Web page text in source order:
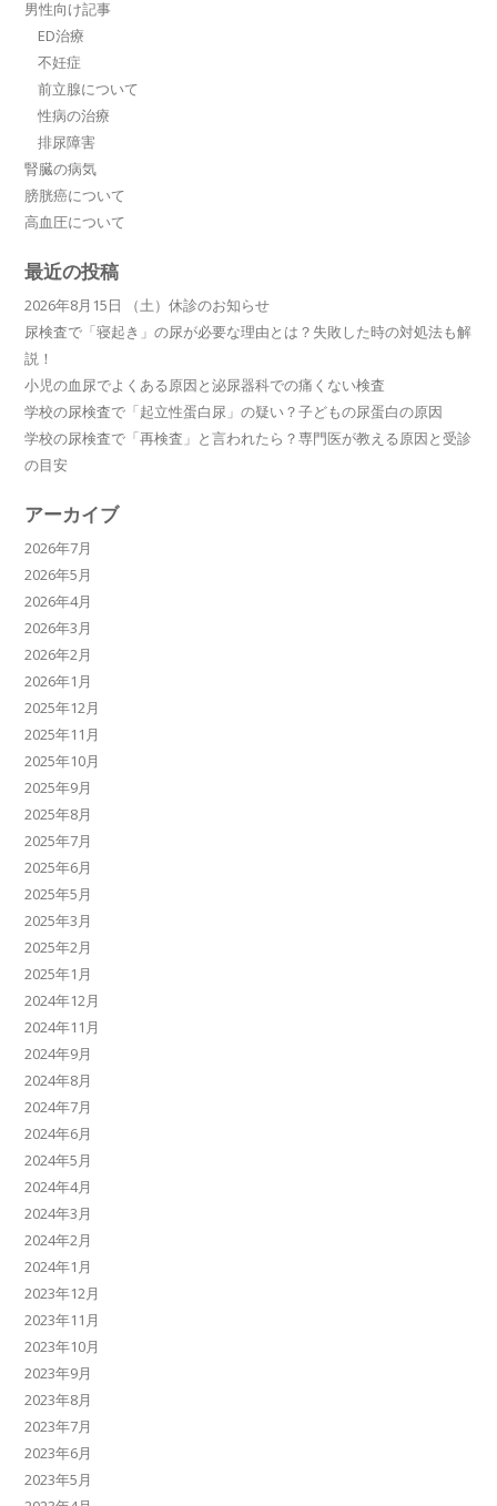
男性向け記事
ED治療
不妊症
前立腺について
性病の治療
排尿障害
腎臓の病気
膀胱癌について
高血圧について
最近の投稿
2026年8月15日 （土）休診のお知らせ
尿検査で「寝起き」の尿が必要な理由とは？失敗した時の対処法も解
説！
小児の血尿でよくある原因と泌尿器科での痛くない検査
学校の尿検査で「起立性蛋白尿」の疑い？子どもの尿蛋白の原因
学校の尿検査で「再検査」と言われたら？専門医が教える原因と受診
の目安
アーカイブ
2026年7月
2026年5月
2026年4月
2026年3月
2026年2月
2026年1月
2025年12月
2025年11月
2025年10月
2025年9月
2025年8月
2025年7月
2025年6月
2025年5月
2025年3月
2025年2月
2025年1月
2024年12月
2024年11月
2024年9月
2024年8月
2024年7月
2024年6月
2024年5月
2024年4月
2024年3月
2024年2月
2024年1月
2023年12月
2023年11月
2023年10月
2023年9月
2023年8月
2023年7月
2023年6月
2023年5月